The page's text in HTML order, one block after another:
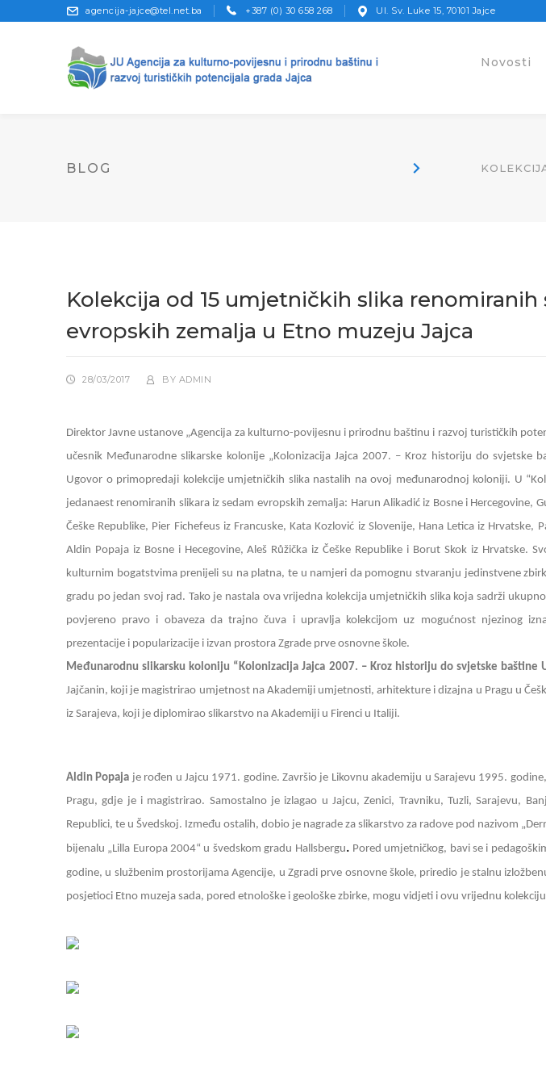
agencija-jajce@tel.net.ba +387 (0) 30 658 268 Ul. Sv. Luke 15, 70101 Jajce
Novosti
BLOG
Kolekcija od 15 umjetničkih slika renomiranih
evropskih zemalja u Etno muzeju Jajca
28/03/2017 BY ADMIN
Direktor Javne ustanove „Agencija za kulturno-povijesnu i prirodnu baštinu i razvoj turističkih
učesnik Međunarodne slikarske kolonije „Kolonizacija Jajca 2007. – Kroz historiju do svjetske
Ugovor o primopredaji kolekcije umjetničkih slika nastalih na ovoj međunarodnoj koloniji. U
jedanaest renomiranih slikara iz sedam evropskih zemalja: Harun Alikadić iz Bosne i Hercegovine,
Češke Republike, Pier Fichefeus iz Francuske, Kata Kozlović iz Slovenije, Hana Letica iz Hrvatske,
Aldin Popaja iz Bosne i Hecegovine, Aleš Růžička iz Češke Republike i Borut Skok iz Hrvatske.
kulturnim bogatstvima prenijeli su na platna, te u namjeri da pomognu stvaranju jedinstvene
gradu po jedan svoj rad. Tako je nastala ova vrijedna kolekcija umjetničkih slika koja sadrži
povjereno pravo i obaveza da trajno čuva i upravlja kolekcijom uz mogućnost njezinog
prezentacije i popularizacije i izvan prostora Zgrade prve osnovne škole.
Međunarodnu slikarsku koloniju “Kolonizacija Jajca 2007. – Kroz historiju do svjetske baštine
Jajčanin, koji je magistrirao umjetnost na Akademiji umjetnosti, arhitekture i dizajna u Pragu u
iz Sarajeva, koji je diplomirao slikarstvo na Akademiji u Firenci u Italiji.
Aldin Popaja je rođen u Jajcu 1971. godine. Završio je Likovnu akademiju u Sarajevu 1995.
Pragu, gdje je i magistrirao. Samostalno je izlagao u Jajcu, Zenici, Travniku, Tuzli, Sarajevu,
Republici, te u Švedskoj. Između ostalih, dobio je nagrade za slikarstvo za radove pod nazivom
bijenalu „Lilla Europa 2004“ u švedskom gradu Hallsbergu. Pored umjetničkog, bavi se i
godine, u službenim prostorijama Agencije, u Zgradi prve osnovne škole, priredio je stalnu
posjetioci Etno muzeja sada, pored etnološke i geološke zbirke, mogu vidjeti i ovu vrijednu